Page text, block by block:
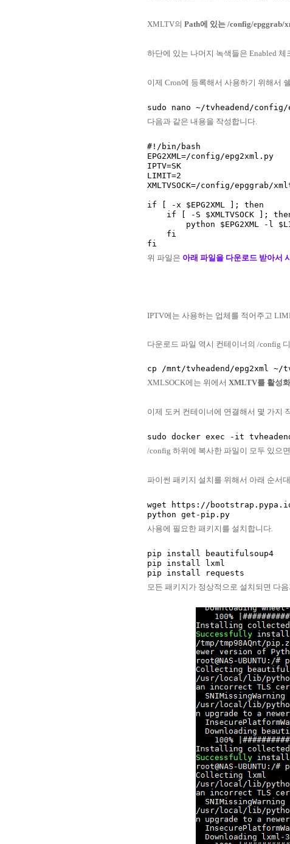
XMLTV의 Path에 있는 /config/epggrab/
하단에 있는 나머지 녹색들은 Enabled
이제 Cron에 등록해서 사용하기 위해서
다음과 같은 내용을 작성합니다.
#!/bin/bash
EPG2XML=/config/epg2xml.py
IPTV=SK
LIMIT=2
XMLTVSOCK=/config/epggrab/
if [ -x $EPG2XML ]; then
위 파일은 아래 파일을 다운로드 받아서
IPTV에는 사용하는 업체를 적어주고
다운로드 파일 역시 컨테이너의 /config
XMLSOCK에는 위에서 XMLTV를 활성
이제 도커 컨테이너에 연결해서 몇 가지
/config 하위에 복사한 파일이 모두 있으
파이썬 패키지 설치를 위해서 아래 순서
wget https://
사용에 필요한 패키지를 설치합니다.
pip install beautifulsoup4
pip install lxml
모든 패키지가 정상적으로 설치되면 다